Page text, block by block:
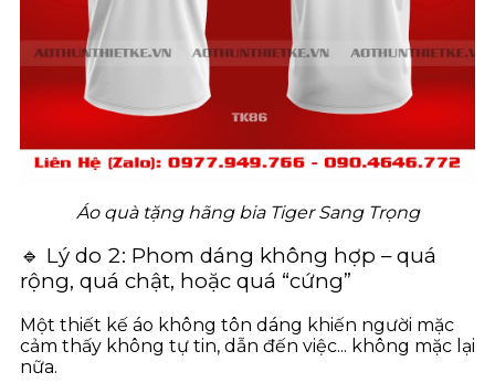
Áo quà tặng hãng bia Tiger Sang Trọng
🔹 Lý do 2: Phom dáng không hợp – quá
rộng, quá chật, hoặc quá “cứng”
Một thiết kế áo không tôn dáng khiến người mặc
cảm thấy không tự tin, dẫn đến việc... không mặc lại
nữa.